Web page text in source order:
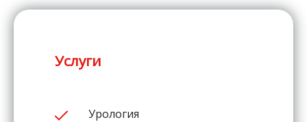
Услуги
Урология